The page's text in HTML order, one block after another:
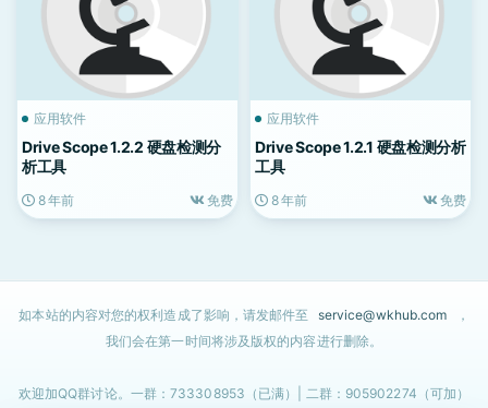
应用软件
Drive Scope 1.2.2 硬盘检测分
析工具
8 年前 免费
应用软件
Drive Scope 1.2.1 硬盘检测分析
工具
8 年前 免费
如本站的内容对您的权利造成了影响，请发邮件至 service@wkhub.com
，
我们会在第一时间将涉及版权的内容进行删除。
欢迎加QQ群讨论。一群：733308953（已满）| 二群：905902274（可加）